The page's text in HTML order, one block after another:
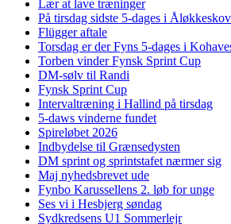
Lær at lave træninger
På tirsdag sidste 5-dages i
Flügger aftale
Torsdag er der Fyns 5-dages i
Torben vinder Fynsk Sprint Cup
DM-sølv til Randi
Fynsk Sprint Cup
Intervaltræning i Hallind på tirsdag
5-daws vinderne fundet
Spireløbet 2026
Indbydelse til Grænsedysten
DM sprint og sprintstafet nærmer sig
Maj nyhedsbrevet ude
Fynbo Karussellens 2. løb for unge
Ses vi i Hesbjerg søndag
Sydkredsens U1 Sommerlejr